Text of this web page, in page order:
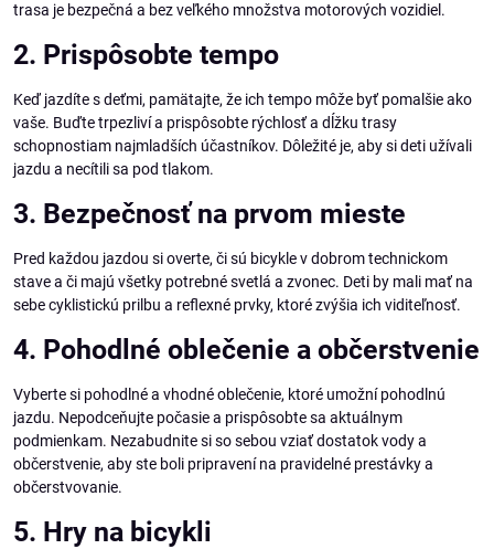
trasa je bezpečná a bez veľkého množstva motorových vozidiel.
2. Prispôsobte tempo
Keď jazdíte s deťmi, pamätajte, že ich tempo môže byť pomalšie ako
vaše. Buďte trpezliví a prispôsobte rýchlosť a dĺžku trasy
schopnostiam najmladších účastníkov. Dôležité je, aby si deti užívali
jazdu a necítili sa pod tlakom.
3. Bezpečnosť na prvom mieste
Pred každou jazdou si overte, či sú bicykle v dobrom technickom
stave a či majú všetky potrebné svetlá a zvonec. Deti by mali mať na
sebe cyklistickú prilbu a reflexné prvky, ktoré zvýšia ich viditeľnosť.
4. Pohodlné oblečenie a občerstvenie
Vyberte si pohodlné a vhodné oblečenie, ktoré umožní pohodlnú
jazdu. Nepodceňujte počasie a prispôsobte sa aktuálnym
podmienkam. Nezabudnite si so sebou vziať dostatok vody a
občerstvenie, aby ste boli pripravení na pravidelné prestávky a
občerstvovanie.
5. Hry na bicykli